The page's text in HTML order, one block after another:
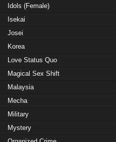
Idols (Female)
Isekai
Josei
Korea
Love Status Quo
Magical Sex Shift
Malaysia
Mecha
Military
Mystery